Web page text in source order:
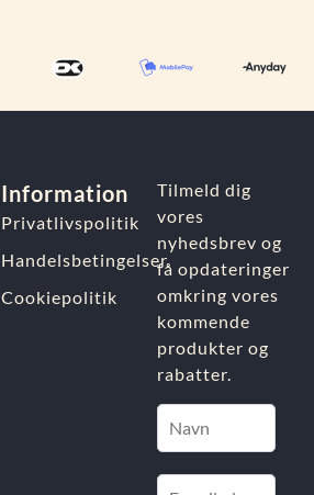
Information
Privatlivspolitik
Handelsbetingelser
Cookiepolitik
Tilmeld dig
vores
nyhedsbrev og
få opdateringer
omkring vores
kommende
produkter og
rabatter.